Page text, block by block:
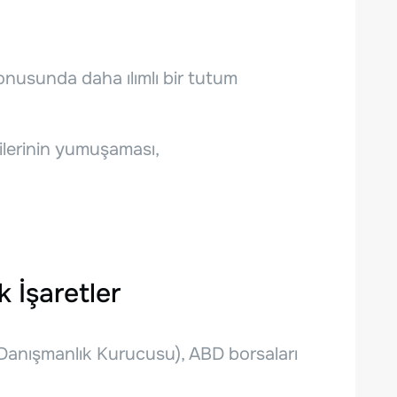
daha ılımlı bir tutum
yumuşaması,
İşaretler
Kurucusu), ABD borsaları